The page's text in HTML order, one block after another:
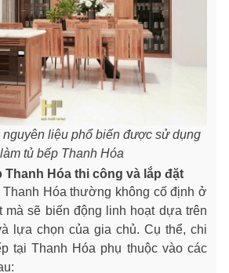
nguyên liệu phổ biến được sử dụng
tủ bếp Thanh Hóa
Thanh Hóa thi công và lắp đặt
Thanh Hóa thường không cố định ở
mà sẽ biến động linh hoạt dựa trên
lựa chọn của gia chủ. Cụ thể, chi
tại Thanh Hóa phụ thuộc vào các